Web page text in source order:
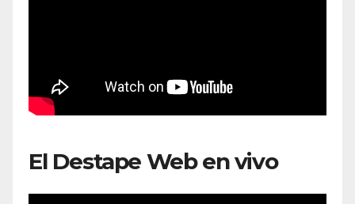
El Destape Web en vivo